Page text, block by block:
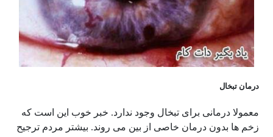
درمان تبخال
معمولا درمانی برای تبخال وجود ندارد. خبر خوب این است که
زخم ها بدون درمان خاصی از بین می روند. بیشتر مردم ترجیح